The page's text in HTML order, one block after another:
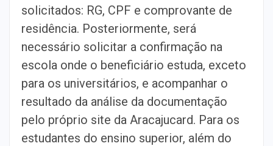
solicitados: RG, CPF e comprovante de
residência. Posteriormente, será
necessário solicitar a confirmação na
escola onde o beneficiário estuda, exceto
para os universitários, e acompanhar o
resultado da análise da documentação
pelo próprio site da Aracajucard. Para os
estudantes do ensino superior, além do